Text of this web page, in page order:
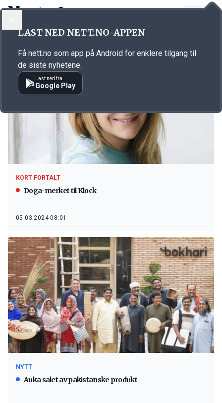
Emne: Bokhari
KORT FORTALT
Doga-merket til Klock
05.03.2024 08:01
NYTT
Auka salet av pakistanske produkt
LAST NED NETT.NO-APPEN
Få nett.no som app på Android for enklere tilgang til
de siste nyhetene.
Last ned fra
Google Play